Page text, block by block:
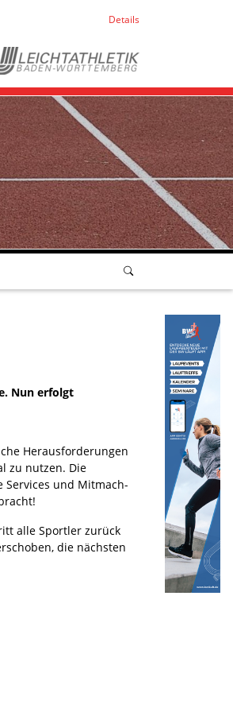
Details
Nun erfolgt
Herausforderungen
zu nutzen. Die
Services und Mitmach-
alle Sportler zurück
die nächsten